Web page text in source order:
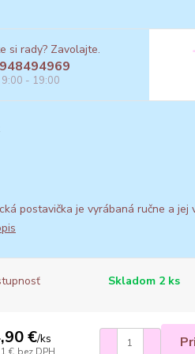
si rady? Zavolajte.
- 19:00
postavička je vyrábaná ručne a jej
Skladom 2 ks
€/ks
€ bez DPH